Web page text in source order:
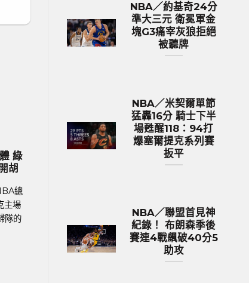
歐洲國家盃 足球新聞
2024歐國盃球隊身價排行 英格蘭身
足球聯賽體育新聞、足球戰績 在今年德國舉
行的歐洲國家盃中，英格蘭以12.9億英鎊
約531億新台幣）的總身價傲視群雄，成為
身價最高的球隊。根據英國體育....
加哥隊小
Imanaga），
NBA／約基奇24分
準大三元 衛冕軍金
塊G3痛宰灰狼拒絕
被聽牌
NBA／米契爾單節
猛轟16分 騎士下半
場甦醒118：94打
爆塞爾提克系列賽
扳平
NBA／聯盟首見神
紀錄！ 布朗森季後
賽連4戰飆破40分5
助攻